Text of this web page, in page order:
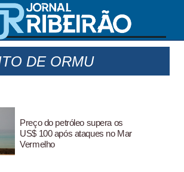
DE ORMU
Preço do petróleo supera os
US$ 100 após ataques no Mar
Vermelho